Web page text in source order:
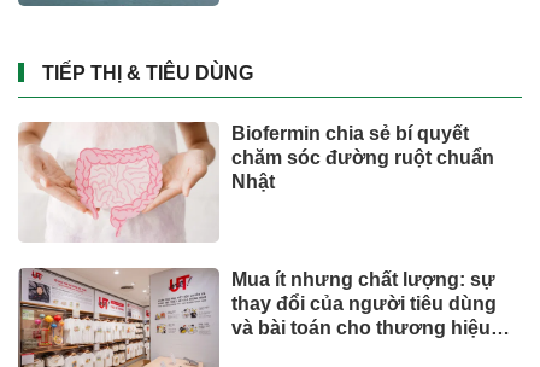
7
SỨC KHOẺ - ĐỜI SỐNG
Giá vàng hôm nay (3/8): Diễn
biến bất thường
Phát hiện 5 cá thể rùa hộp lưng